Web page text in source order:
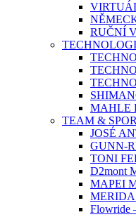
RUČNÍ
MAHLE
TEAM &
JOSÉ
GUNN-
TONI
D2mont
MAPEI
MERIDA
Flowride